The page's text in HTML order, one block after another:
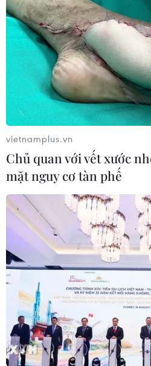
vietnamplus.vn
Chủ quan với vết xước
mặt nguy cơ tàn phế